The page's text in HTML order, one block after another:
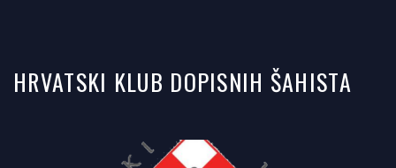
HRVATSKI KLUB DOPISNIH ŠAHISTA